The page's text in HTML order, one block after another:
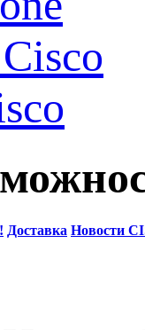
Доставка Новости